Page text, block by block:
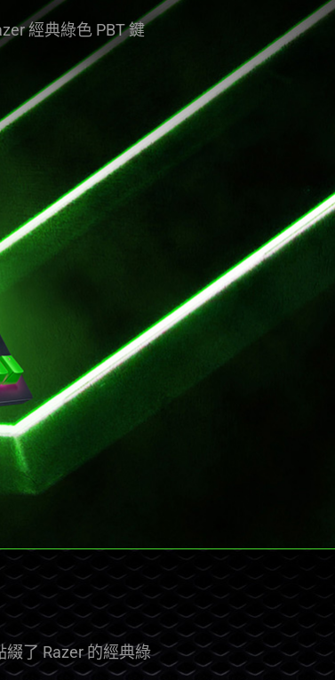
經典綠色 PBT 鍵
了 Razer 的經典綠